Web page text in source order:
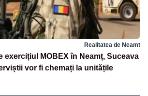
Realitatea de Neamt
exercițiul MOBEX în Neamț, Suceava
vor fi chemați la unitățile